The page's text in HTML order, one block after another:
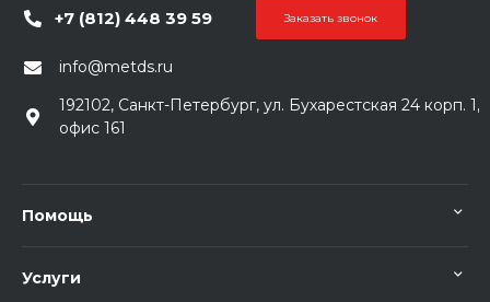
+7 (812) 448 39 59 Заказать звонок
info@metds.ru
192102, Санкт-Петербург, ул. Бухарестская 24 корп. 1,
офис 161
Помощь
Услуги